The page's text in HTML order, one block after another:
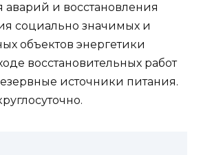
аварий и восстановления
социально значимых и
объектов энергетики
восстановительных работ
источники питания.